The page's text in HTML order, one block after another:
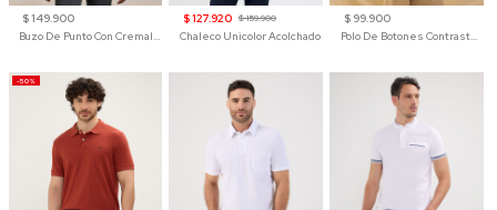
$ 149.900
$ 127.920 $ 159.900
Chaleco Unicolor Acolchado
$ 99.900
Polo De Botones Contraste Para Hombre
-50%